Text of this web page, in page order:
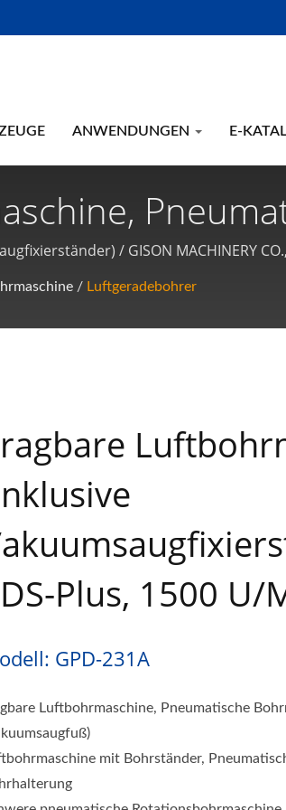
ANWENDUNGEN E-
Mit
/
/ GISON MACHINERY
Gison hat seit über 25 Jahren die
/ Luftgeradebohrer
Plus, 1500 U/
GPD-231A
Luftbohrmaschine, Pneumatische
mit Bohrständer,